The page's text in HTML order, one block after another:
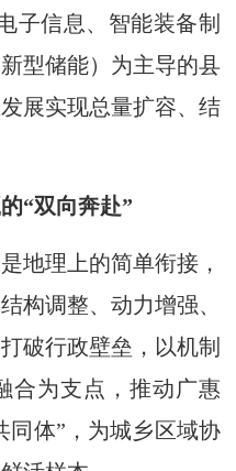
子信息、智能装备制
型储能）为主导的县
展实现总量扩容、结
“双向奔赴”
理上的简单衔接，
构调整、动力增强、
破行政壁垒，以机制
合为支点，推动广惠
同体”，为城乡区域协